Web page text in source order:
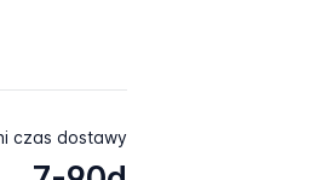
czas dostawy